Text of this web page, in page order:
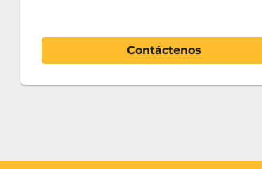
Contáctenos